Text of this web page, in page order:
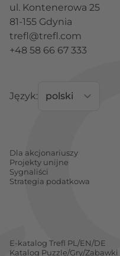
ul. Kontenerowa 25
81-155 Gdynia
trefl@trefl.com
+48 58 66 67 333
Język:
Dla akcjonariuszy
Projekty unijne
Sygnaliści
Strategia podatkowa
E-katalog Trefl PL/EN/DE
Katalog Puzzle/Gry/Zabawki